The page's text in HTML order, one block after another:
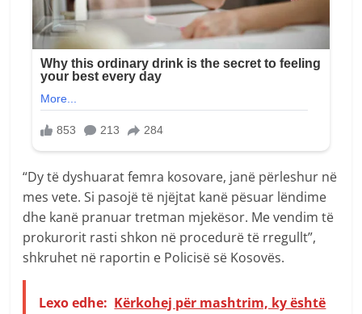
“Dy të dyshuarat femra kosovare, janë përleshur në
mes vete. Si pasojë të njëjtat kanë pësuar lëndime
dhe kanë pranuar tretman mjekësor. Me vendim të
prokurorit rasti shkon në procedurë të rregullt”,
shkruhet në raportin e Policisë së Kosovës.
Lexo edhe: Kërkohej për mashtrim, ky është